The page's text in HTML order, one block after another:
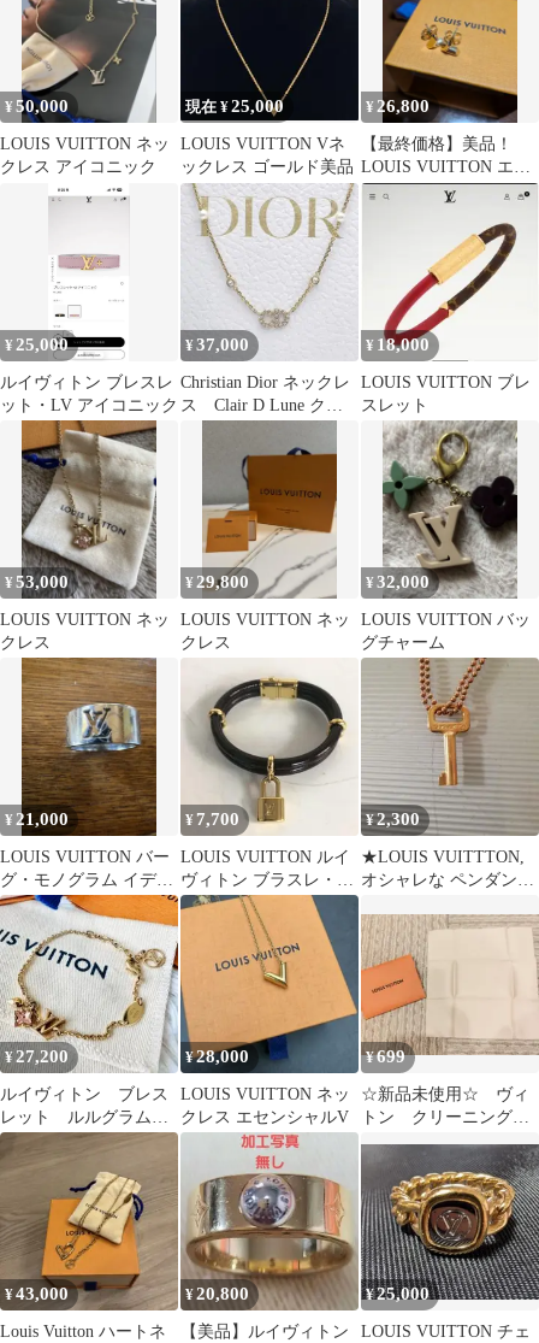
¥50,000
LOUIS VUITTON ネッ
クレス アイコニック
現在 ¥25,000
LOUIS VUITTON Vネ
ックレス ゴールド美品
¥26,800
【最終価格】美品！
LOUIS VUITTON エセ
ンシャルV ピアス ゴー
¥ 25,000
ルイヴィトン ブレスレ
ット・LV アイコニック
¥37,000
Christian Dior ネックレ
ス Clair D Lune クレ
¥ 18,000
LOUIS VUITTON ブレ
スレット
¥53,000
LOUIS VUITTON ネッ
クレス
¥ 29,800
LOUIS VUITTON ネッ
クレス
¥32,000
LOUIS VUITTON バッ
グチャーム
¥ 21,000
LOUIS VUITTON バー
グ・モノグラム イディ
ール リング
¥ 7,700
LOUIS VUITTON ルイ
ヴィトン ブラスレ・キ
ープ イット トゥワイス
¥2,300
★LOUIS VUITTTON,
オシャレな ペンダント
¥27,200
ルイヴィトン ブレス
レット ルルグラム
フラワー LVシグネチ
ャー LVロゴ
¥28,000
LOUIS VUITTON ネッ
クレス エセンシャルV
¥699
☆新品未使用☆ ヴィ
トン クリーニングク
ロス メガネ拭き
¥43,000
Louis Vuitton ハートネ
¥20,800
【美品】ルイヴィトン
¥25,000
LOUIS VUITTON チェ